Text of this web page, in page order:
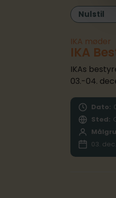
Nulstil
IKA møder
IKA
IKAs
03.-04.
Dato:
Sted:
03.